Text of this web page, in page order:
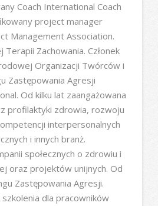
Coach International Coach
project manager
Management Association.
Terapii Zachowania. Członek
Organizacji Twórców i
Zastępowania Agresji
Od kilku lat zaangażowana
profilaktyki zdrowia, rozwoju
interpersonalnych
i innych branż.
społecznych o zdrowiu i
oraz projektów unijnych. Od
Zastępowania Agresji.
dla pracowników